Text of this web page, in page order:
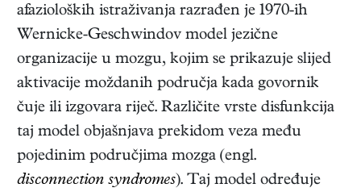
afazioloških istraživanja razrađen je 1970-ih
Wernicke-Geschwindov model jezične
organizacije u mozgu, kojim se prikazuje slijed
aktivacije moždanih područja kada govornik
čuje ili izgovara riječ. Različite vrste disfunkcija
taj model objašnjava prekidom veza među
pojedinim područjima mozga (engl.
disconnection syndromes). Taj model određuje